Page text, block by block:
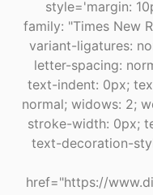
style='margin:
family: "Times New
variant-ligatures:
letter-spacing:
text-indent: 0px;
normal; widows: 2;
stroke-width: 0px;
text-decoration-
href="https://